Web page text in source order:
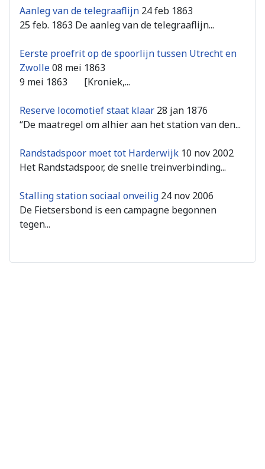
Aanleg van de telegraaflijn 24 feb 1863
25 feb. 1863 De aanleg van de telegraaflijn...
Eerste proefrit op de spoorlijn tussen Utrecht en
Zwolle08 mei 1863
9 mei 1863 [Kroniek,...
Reserve locomotief staat klaar 28 jan 1876
“De maatregel om alhier aan het station van den...
Randstadspoor moet tot Harderwijk 10 nov 2002
Het Randstadspoor, de snelle treinverbinding...
Stalling station sociaal onveilig 24 nov 2006
De Fietsersbond is een campagne begonnen
tegen...